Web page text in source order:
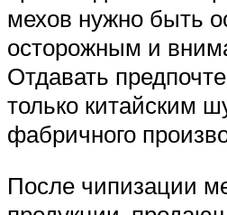
мехов нужно быть
осторожным и
Отдавать
только китайским
фабричного
После чипизации